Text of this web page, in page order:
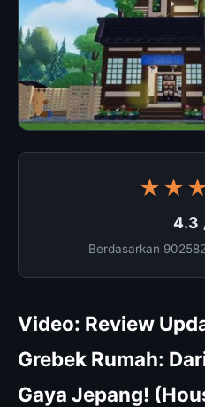
4.3
Berdasarkan
Video: Review
Grebek Rumah:
Gaya Jepang!